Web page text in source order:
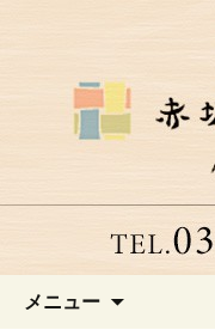
赤坂にあ
井」から
メニュー